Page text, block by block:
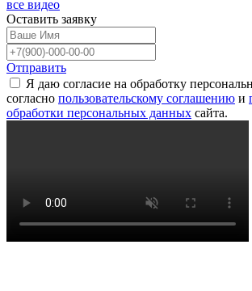
все видео
Оставить заявку
Отправить
Я даю согласие на обработку
согласно пользовательскому соглашению и
обработки персональных данных сайта.